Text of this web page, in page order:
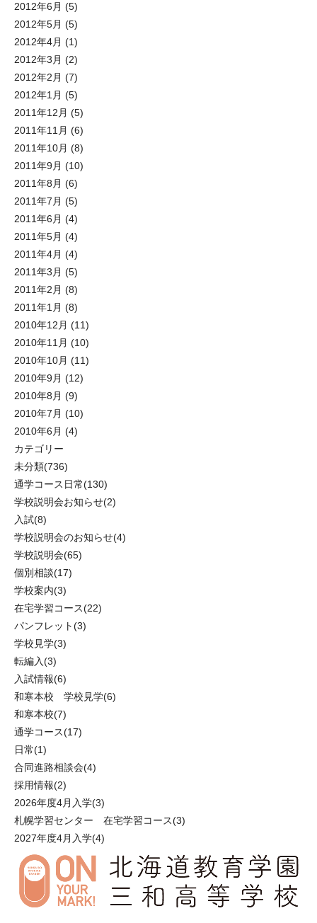
2012年6月 (5)
2012年5月 (5)
2012年4月 (1)
2012年3月 (2)
2012年2月 (7)
2012年1月 (5)
2011年12月 (5)
2011年11月 (6)
2011年10月 (8)
2011年9月 (10)
2011年8月 (6)
2011年7月 (5)
2011年6月 (4)
2011年5月 (4)
2011年4月 (4)
2011年3月 (5)
2011年2月 (8)
2011年1月 (8)
2010年12月 (11)
2010年11月 (10)
2010年10月 (11)
2010年9月 (12)
2010年8月 (9)
2010年7月 (10)
2010年6月 (4)
カテゴリー
未分類(736)
通学コース日常(130)
学校説明会お知らせ(2)
入試(8)
学校説明会のお知らせ(4)
学校説明会(65)
個別相談(17)
学校案内(3)
在宅学習コース(22)
パンフレット(3)
学校見学(3)
転編入(3)
入試情報(6)
和寒本校 学校見学(6)
和寒本校(7)
通学コース(17)
日常(1)
合同進路相談会(4)
採用情報(2)
2026年度4月入学(3)
札幌学習センター 在宅学習コース(3)
2027年度4月入学(4)